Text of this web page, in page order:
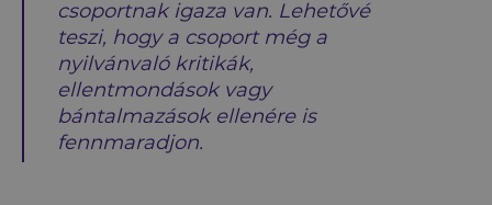
csoportnak igaza van. Lehetővé
teszi, hogy a csoport még a
nyilvánvaló kritikák,
ellentmondások vagy
bántalmazások ellenére is
fennmaradjon.